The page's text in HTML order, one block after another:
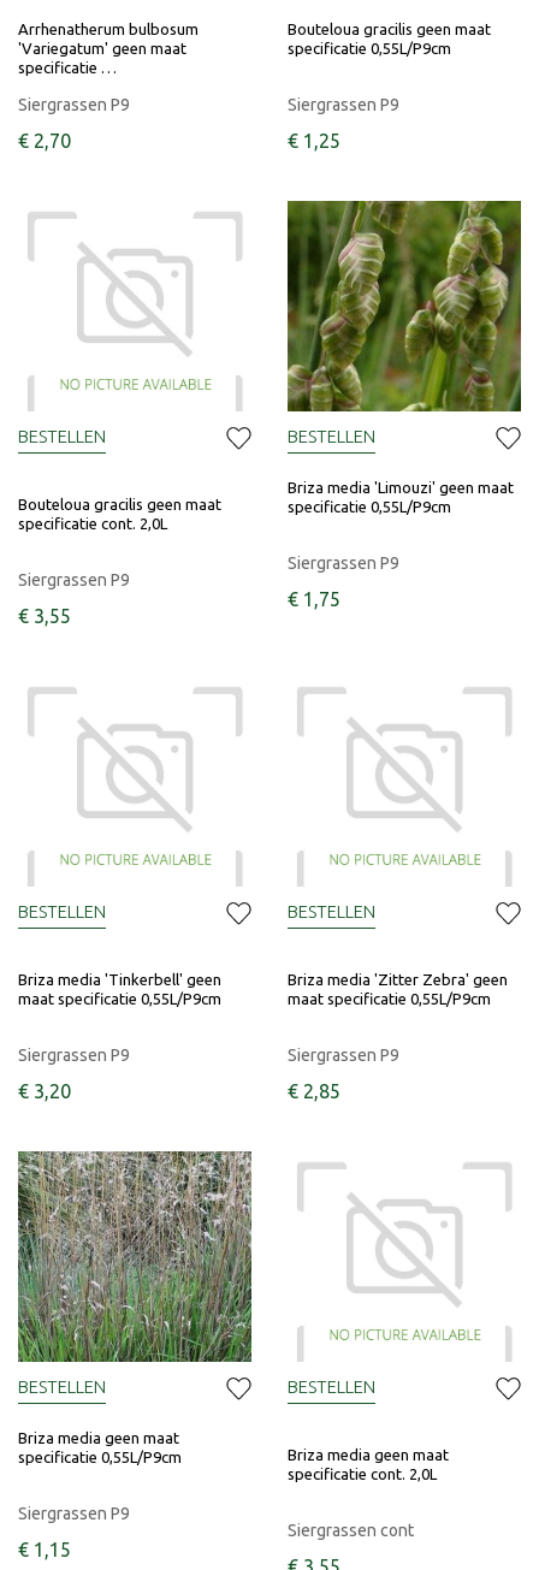
Arrhenatherum bulbosum
'Variegatum' geen maat
specificatie …
Siergrassen P9
€ 2,70
Bouteloua gracilis geen maat
specificatie 0,55L/P9cm
Siergrassen P9
€ 1 ,25
Bouteloua gracilis geen maat
specificatie cont. 2,0L
Siergrassen P9
€ 3,55
BESTELLEN
Briza media 'Limouzi' geen maat
specificatie 0,55L/P9cm
Siergrassen P9
€ 1 ,75
BESTELLEN
Briza media 'Tinkerbell' geen
maat specificatie 0,55L/P9cm
Siergrassen P9
€ 3,20
BESTELLEN
Briza media 'Zitter Zebra' geen
maat specificatie 0,55L/P9cm
Siergrassen P9
€ 2,85
BESTELLEN
Briza media geen maat
specificatie 0,55L/P9cm
Siergrassen P9
€ 1 ,15
BESTELLEN
Briza media geen maat
specificatie cont. 2,0L
Siergrassen cont
BESTELLEN